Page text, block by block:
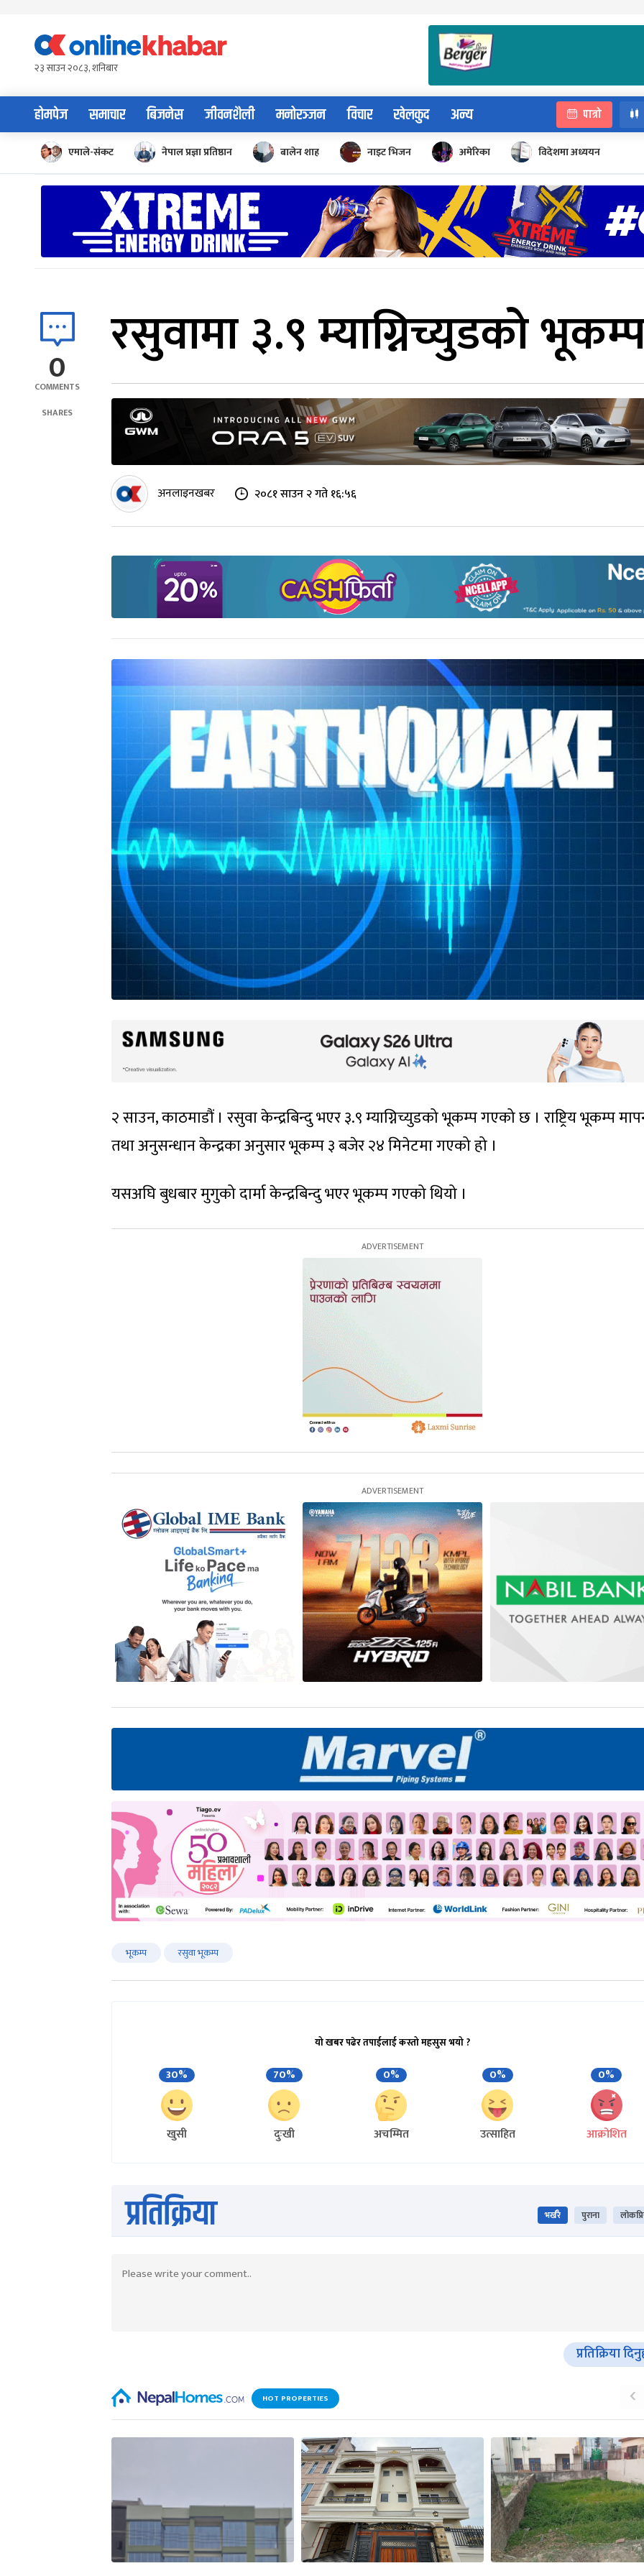
content२३ साउन २०८३, शनिबार
होमपेज समाचार बिजनेस जीवनशैली मनोरञ्जन विचार खेलकुद अन्य पात्रो
एमाले-संकट नेपाल प्रज्ञा प्रतिष्ठान बालेन शाह नाइट भिजन अमेरिका विदेशमा अध्ययन
0
COMMENTS
SHARES
रसुवामा ३.९ म्याग्निच्युडको
अनलाइनखबर २०८१ साउन २ गते १६:५६
२ साउन, काठमाडौं । रसुवा केन्द्रबिन्दु भएर ३.९ म्याग्निच्युडको भूकम्प गएको छ । राष्ट्रिय भूकम्प
तथा अनुसन्धान केन्द्रका अनुसार भूकम्प ३ बजेर २४ मिनेटमा गएको हो ।
यसअघि बुधबार मुगुको दार्मा केन्द्रबिन्दु भएर भूकम्प गएको थियो ।
भूकम्प रसुवा भूकम्प
यो खबर पढेर तपाईलाई कस्तो महसुस भयो ?
30%
खुसी
70%
दुःखी
0%
अचम्मित
0%
उत्साहित
0%
आक्रोशित
प्रतिक्रिया भर्खरै पुराना
प्रतिक्रिया
HOT PROPERTIES ‹